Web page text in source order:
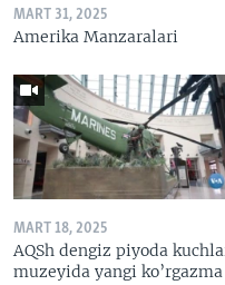
MART 31, 2025
Amerika Manzaralari
MART 18, 2025
AQSh dengiz piyoda
muzeyida yangi ko’rgazma